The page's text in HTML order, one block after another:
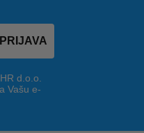
PRIJAVA
d.o.o.
Vašu e-